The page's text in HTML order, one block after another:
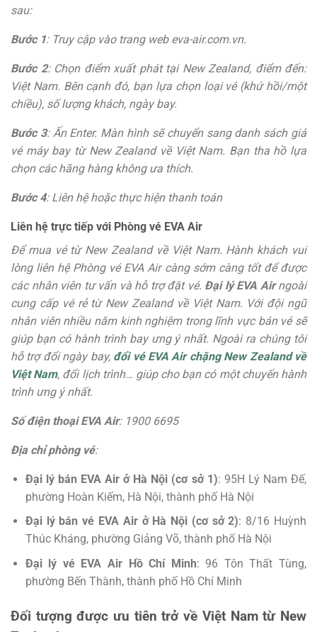
sau:
Bước 1: Truy cập vào trang web eva-air.com.vn.
Bước 2: Chọn điểm xuất phát tại New Zealand, điểm đến:
Việt Nam. Bên cạnh đó, bạn lựa chọn loại vé (khứ hồi/một
chiều), số lượng khách, ngày bay.
Bước 3: Ấn Enter. Màn hình sẽ chuyển sang danh sách giá
vé máy bay từ New Zealand về Việt Nam. Bạn tha hồ lựa
chọn các hãng hàng không ưa thích.
Bước 4: Liên hệ hoặc thực hiện thanh toán
Liên hệ trực tiếp với Phòng vé EVA Air
Để mua vé từ New Zealand về Việt Nam. Hành khách vui
lòng liên hệ Phòng vé EVA Air càng sớm càng tốt để được
các nhân viên tư vấn và hỗ trợ đặt vé. Đại lý EVA Airngoài
cung cấp vé rẻ từ New Zealand về Việt Nam. Với đội ngũ
nhân viên nhiều năm kinh nghiệm trong lĩnh vực bán vé sẽ
giúp bạn có hành trình bay ưng ý nhất. Ngoài ra chúng tôi
hỗ trợ đổi ngày bay, đổi vé EVA Air chặng New Zealand về
Việt Nam, đổi lịch trình… giúp cho bạn có một chuyến hành
trình ưng ý nhất.
Số điện thoại EVA Air: 1900 6695
Địa chỉ phòng vé:
Đại lý bán EVA Air ở Hà Nội (cơ sở 1): 95H Lý Nam Đế,
phường Hoàn Kiếm, Hà Nội, thành phố Hà Nội
Đại lý bán vé EVA Air ở Hà Nội (cơ sở 2): 8/16 Huỳnh
Thúc Kháng, phường Giảng Võ, thành phố Hà Nội
Đại lý vé EVA Air Hồ Chí Minh: 96 Tôn Thất Tùng,
phường Bến Thành, thành phố Hồ Chí Minh
Đối tượng được ưu tiên trở về Việt Nam từ New